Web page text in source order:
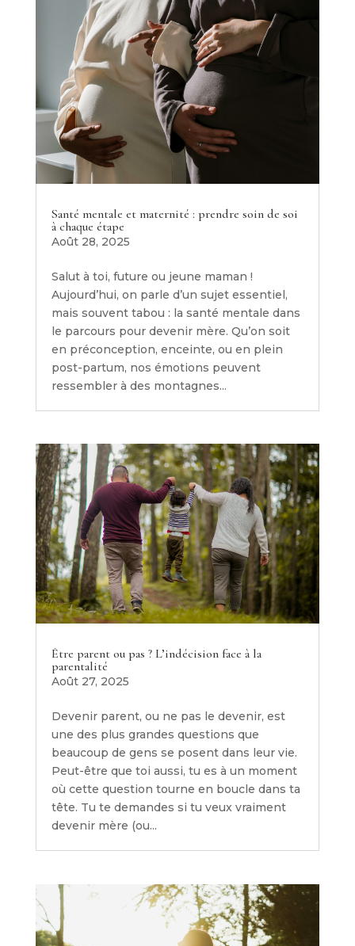
Santé mentale et maternité : prendre soin de soi
à chaque étape
Août 28, 2025
Salut à toi, future ou jeune maman !
Aujourd’hui, on parle d’un sujet essentiel,
mais souvent tabou : la santé mentale dans
le parcours pour devenir mère. Qu’on soit
en préconception, enceinte, ou en plein
post-partum, nos émotions peuvent
ressembler à des montagnes...
Être parent ou pas ? L’indécision face à la
parentalité
Août 27, 2025
Devenir parent, ou ne pas le devenir, est
une des plus grandes questions que
beaucoup de gens se posent dans leur vie.
Peut-être que toi aussi, tu es à un moment
où cette question tourne en boucle dans ta
tête. Tu te demandes si tu veux vraiment
devenir mère (ou...